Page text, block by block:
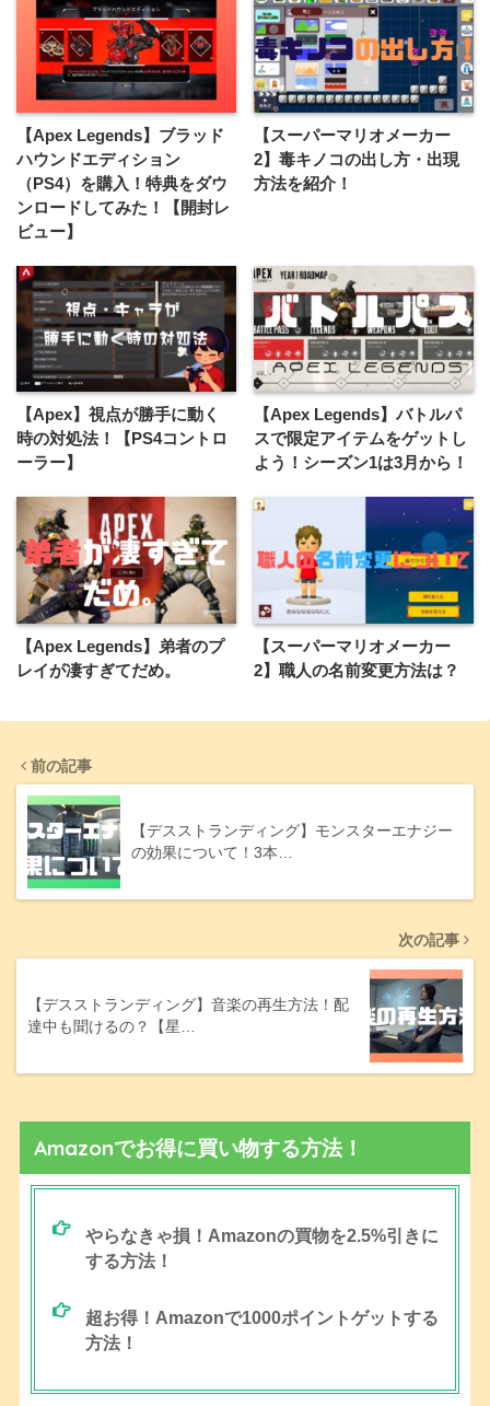
【Apex Legends】ブラッド
ハウンドエディション
（PS4）を購入！特典をダウ
ンロードしてみた！【開封レ
ビュー】
【スーパーマリオメーカー
2】毒キノコの出し方・出現
方法を紹介！
【Apex】視点が勝手に動く
時の対処法！【PS4コントロ
ーラー】
【Apex Legends】バトルパ
スで限定アイテムをゲットし
よう！シーズン1は3月から！
【Apex Legends】弟者のプ
レイが凄すぎてだめ。
【スーパーマリオメーカー
2】職人の名前変更方法は？
前の記事
【デスストランディング】モンスターエナジー
の効果について！3本…
次の記事
【デスストランディング】音楽の再生方法！配
達中も聞けるの？【星…
Amazonでお得に買い物する方法！
やらなきゃ損！Amazonの買物を2.5%引きに
する方法！
超お得！Amazonで1000ポイントゲットする
方法！